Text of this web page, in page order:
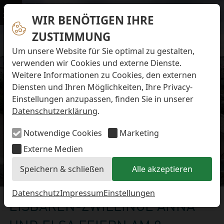
WIR BENÖTIGEN IHRE
ZUSTIMMUNG
Um unsere Website für Sie optimal zu gestalten,
verwenden wir Cookies und externe Dienste.
Weitere Informationen zu Cookies, den externen
Diensten und Ihren Möglichkeiten, Ihre Privacy-
Einstellungen anzupassen, finden Sie in unserer
Datenschutzerklärung.
Notwendige Cookies
Marketing
Externe Medien
Speichern & schließen
Alle akzeptieren
DatenschutzImpressumEinstellungen
Menü
Navigation überspringen
Preise & Infos
Öffnungs- und Fütterungszeiten
Eintrittspreise
Aktuelles
Alle Meldungen
Eisbären-Nachwuchs Anna & Elsa
Eisbären-Nachwuchs Lale & Lili
FAQ zum Tod des Schimpansen-Jungtiers
Newsletter
Bildungsletter
Barrierefreier Zoo
Hausordnung
Arbeiten im Zoo
Ausbildung zur Zootierpflegerin/zum Zootierpfleger
Freiwilliges ökologisches Jahr (FÖJ)
Mitarbeiter:in (w/m/d) auf Minijob-Basis
Patenschaften
Förderverein
Eisbären-Nachwuchs
EISBÄREN-ZWILLINGE ANNA